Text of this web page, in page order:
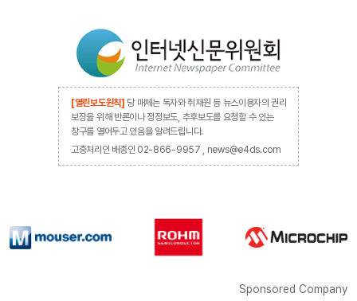
[열린보도원칙] 당 매체는 독자와 취재원 등 뉴스이용자의 권리
보장을 위해 반론이나 정정보도, 추후보도를 요청할 수 있는
창구를 열어두고 있음을 알려드립니다.
고충처리인 배종인 02-866-9957 , news@e4ds.com
Sponsored Company